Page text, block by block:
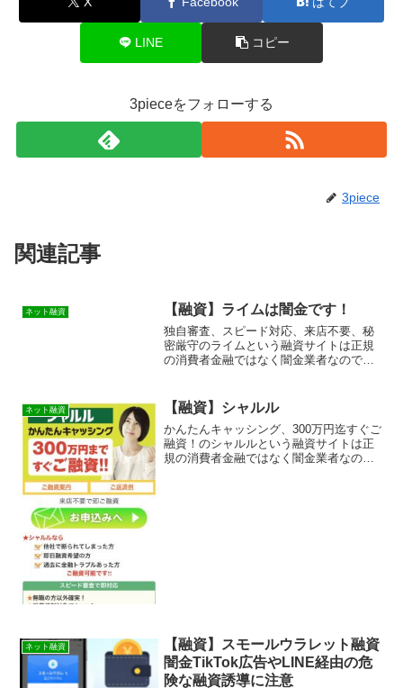
LINE コピー
3pieceをフォローする
3piece
関連記事
ネット融資 【融資】ライムは闇金です！
独自審査、スピード対応、来店不要、秘
密厳守のライムという融資サイトは正規
の消費者金融ではなく闇金業者なので絶
トなので時間が経てば再度同じページを
表示することもできなくな...
ネット融資 【融資】シャルル
かんたんキャッシング、300万円迄すぐご
融資！のシャルルという融資サイトは正
規の消費者金融ではなく闇金業者なので
ネット融資
【融資】スモールウラレット融資
闇金TikTok広告やLINE経由の危
険な融資誘導に注意